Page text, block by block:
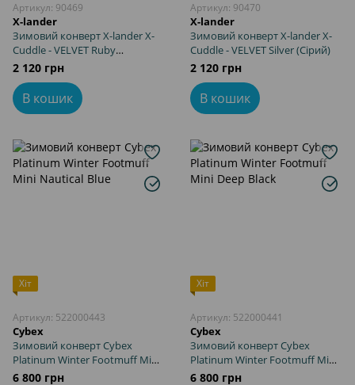
Артикул: 90469
X-lander
Зимовий конверт X-lander X-
Cuddle - VELVET Ruby
(Червоний)
2 120 грн
В кошик
Артикул: 90470
X-lander
Зимовий конверт X-lander X-
Cuddle - VELVET Silver (Сірий)
2 120 грн
В кошик
Хіт
Артикул: 522000443
Cybex
Зимовий конверт Cybex
Platinum Winter Footmuff Mini
Nautical Blue
6 800 грн
Хіт
Артикул: 522000441
Cybex
Зимовий конверт Cybex
Platinum Winter Footmuff Mini
Deep Black
6 800 грн